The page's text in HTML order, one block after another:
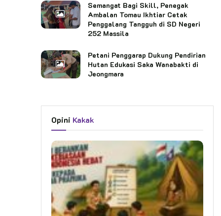
Semangat Bagi Skill, Penegak
Ambalan Tomau Ikhtiar Cetak
Penggalang Tangguh di SD Negeri
252 Massila
Petani Penggarap Dukung Pendirian
Hutan Edukasi Saka Wanabakti di
Jeongmara
Opini Kakak